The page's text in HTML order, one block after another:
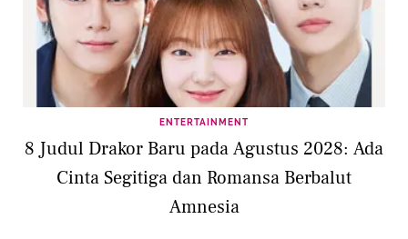
ENTERTAINMENT
8 Judul Drakor Baru pada Agustus 2028: Ada
Cinta Segitiga dan Romansa Berbalut
Amnesia